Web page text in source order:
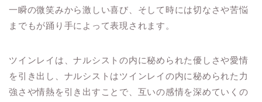
一瞬の微笑みから激しい喜び、そして時には切なさや苦悩
までもが踊り手によって表現されます。
ツインレイは、ナルシストの内に秘められた優しさや愛情
を引き出し、ナルシストはツインレイの内に秘められた力
強さや情熱を引き出すことで、互いの感情を深めていくの